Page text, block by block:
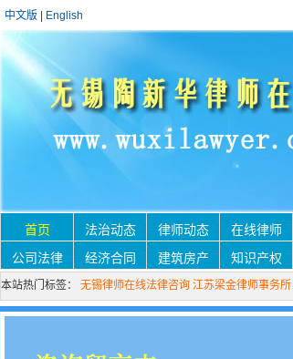
中文版 English
首页 法治动态 律师动态 在线律师
公司法律
经济合同 建筑房产 知识产权
本站热门标签： 无锡律师在线法律咨询 江苏梁金律师事务所